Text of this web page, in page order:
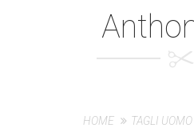
HOME TAGLI UOMO